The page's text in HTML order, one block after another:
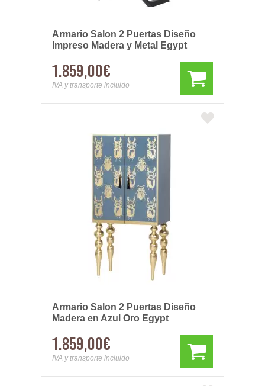
Armario Salon 2 Puertas Diseño
Impreso Madera y Metal Egypt
1.859,00€
IVA y transporte incluido
Armario Salon 2 Puertas Diseño
Madera en Azul Oro Egypt
1.859,00€
IVA y transporte incluido